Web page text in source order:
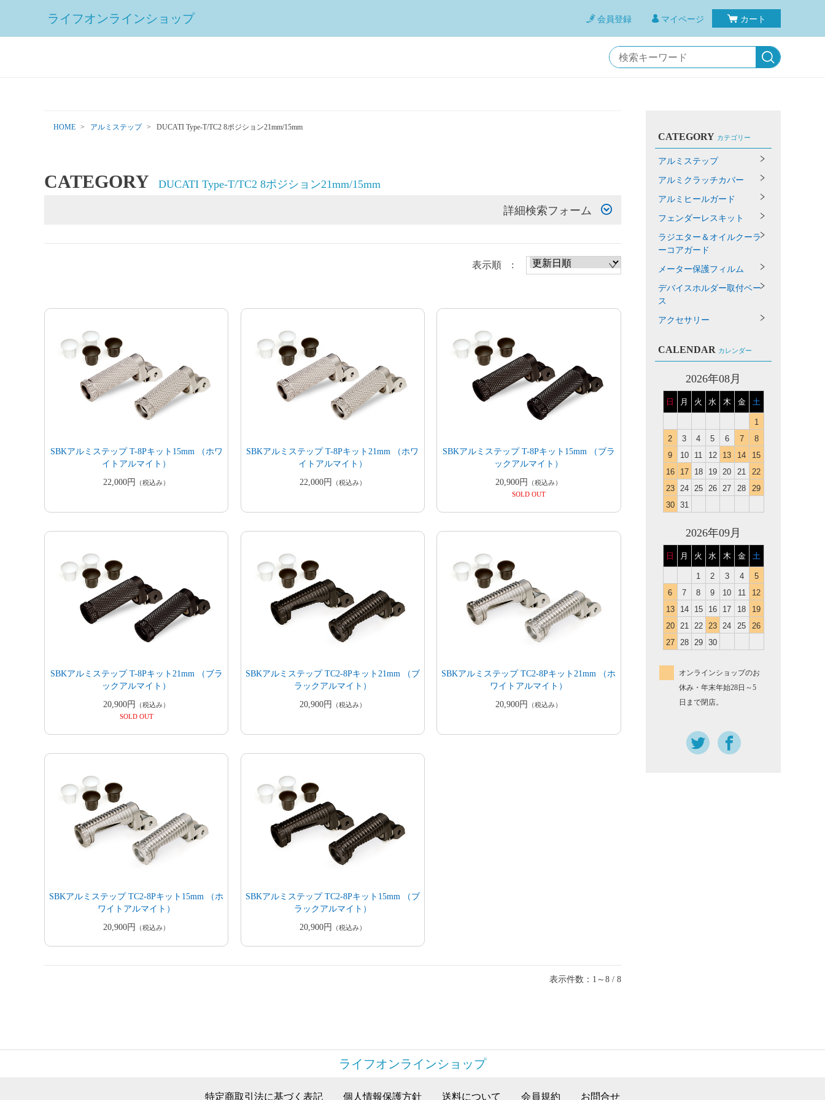
ライフオンラインショップ 会員登録 マイページ カート
HOME アルミステップ DUCATI Type-T/TC2 8ポジション21mm/15mm
CATEGORY DUCATI Type-T/TC2 8ポジション21mm/15mm
詳細検索フォーム
表示順 :
SBKアルミステップ T-8Pキット15mm （ホワ
イトアルマイト）
22,000円
（税込み）
SBKアルミステップ T-8Pキット21mm （ホワ
イトアルマイト）
22,000円
（税込み）
SBKアルミステップ T-8Pキット15mm （ブラ
ックアルマイト）
20,900円
（税込み）
SOLD OUT
SBKアルミステップ T-8Pキット21mm （ブラ
ックアルマイト）
20,900円
（税込み）
SOLD OUT
SBKアルミステップ TC2-8Pキット21mm （ブ
ラックアルマイト）
20,900円
（税込み）
SBKアルミステップ TC2-8Pキット21mm （ホ
ワイトアルマイト）
20,900円
（税込み）
SBKアルミステップ TC2-8Pキット15mm （ホ
ワイトアルマイト）
20,900円
（税込み）
SBKアルミステップ TC2-8Pキット15mm （ブ
ラックアルマイト）
20,900円
（税込み）
表示件数：1～8 / 8
CATEGORY カテゴリー
アルミステップ
アルミクラッチカバー
アルミヒールガード
フェンダーレスキット
ラジエター＆オイルクーラ
ーコアガード
メーター保護フィルム
デバイスホルダー取付ベー
ス
アクセサリー
CALENDAR カレンダー
2026年08月
日 月 火 水 木 金 土
1
2
3 4 5 6 7
8
9
10 11 12 13 14
15
16
17 18 19 20 21
22
23
24 25 26 27 28
29
30
31
2026年09月
日 月 火 水 木 金 土
1 2 3 4
5
6
7 8 9 10 11
12
13
14 15 16 17 18
19
20
21 22 23 24 25
26
27
28 29 30
オンラインショップのお
休み・年末年始28日～5
日まで閉店。
ライフオンラインショップ
特定商取引法に基づく表記 個人情報保護方針 送料について 会員規約 お問合せ